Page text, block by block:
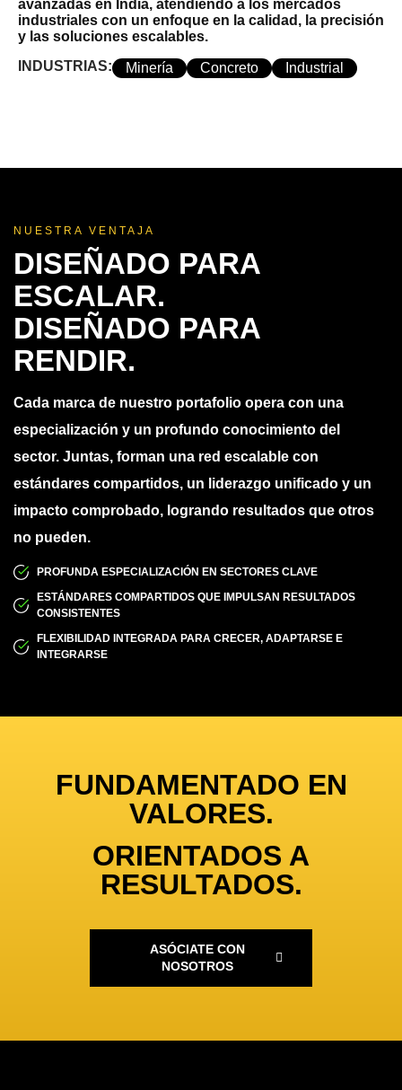
avanzadas en India, atendiendo a los mercados
industriales con un enfoque en la calidad, la precisión
y las soluciones escalables.
INDUSTRIAS:
Minería Concreto Industrial
NUESTRA VENTAJA
DISEÑADO PARA
ESCALAR.
DISEÑADO PARA
RENDIR.
Cada marca de nuestro portafolio opera con una
especialización y un profundo conocimiento del
sector. Juntas, forman una red escalable con
estándares compartidos, un liderazgo unificado y un
impacto comprobado, logrando resultados que otros
no pueden.
PROFUNDA ESPECIALIZACIÓN EN SECTORES CLAVE
ESTÁNDARES COMPARTIDOS QUE IMPULSAN RESULTADOS
CONSISTENTES
FLEXIBILIDAD INTEGRADA PARA CRECER, ADAPTARSE E
INTEGRARSE
FUNDAMENTADO EN
VALORES.
ORIENTADOS A
RESULTADOS.
ASÓCIATE CON
NOSOTROS